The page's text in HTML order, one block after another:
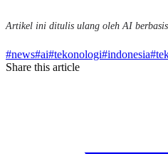
Artikel ini ditulis ulang oleh AI
#news#ai#tekonologi#indonesia#
Share this article